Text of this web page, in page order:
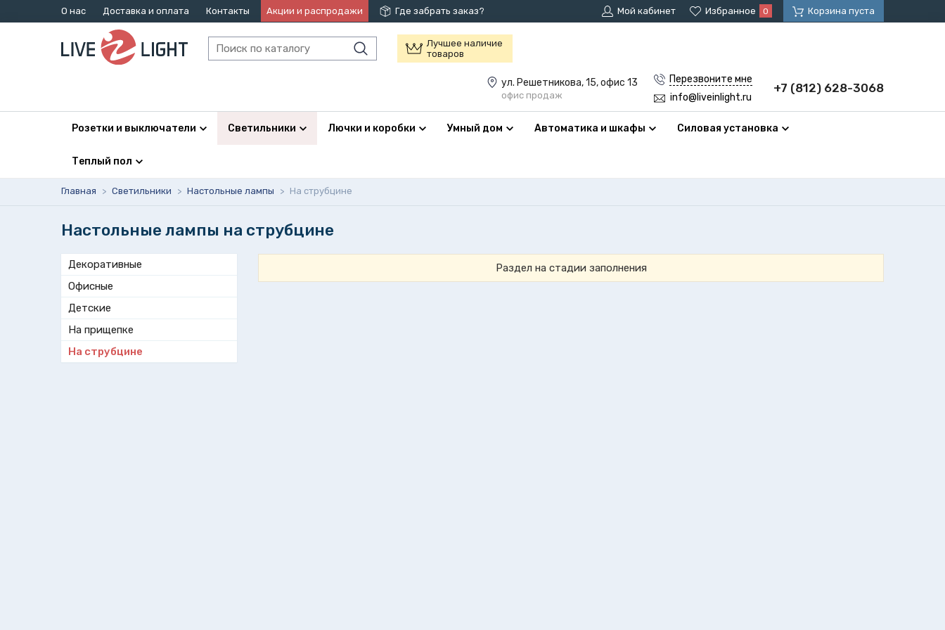
О нас Доставка и оплата Контакты Акции и распродажи Где забрать заказ? Мой кабинет Избранное 0 Корзина пуста
Лучшее наличие
товаров
ул. Решетникова, 15, офис 13
офис продаж
Перезвоните мне
info@liveinlight.ru
+7 (812) 628-3068
Розетки и выключатели Светильники Лючки и коробки Умный дом Автоматика и шкафы Силовая установка
Теплый пол
Главная > Светильники > Настольные лампы > На струбцине
Настольные лампы на струбцине
Декоративные
Офисные
Детские
На прищепке
На струбцине
Раздел на стадии заполнения